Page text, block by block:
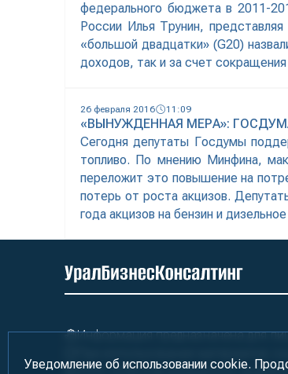
федерального бюджета в 2011-
России Илья Трунин,
«большой двадцатки» (G20)
доходов, так и за счет
26 февраля 2016 11:09
«ВЫНУЖДЕННАЯ МЕРА»:
Сегодня депутаты Госдумы
топливо. По мнению Минфина,
переложит это повышение на
потерь от роста акцизов.
года акцизов на бензин и
Информация предназначена для
Уведомление об использовании cookie.